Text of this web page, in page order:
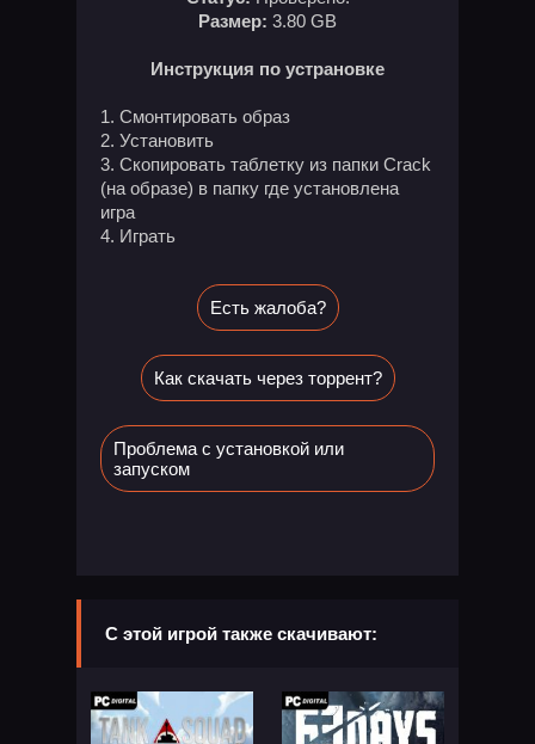
Размер: 3.80 GB
Инструкция по устрановке
1. Смонтировать образ
2. Установить
3. Скопировать таблетку из папки Crack
(на образе) в папку где установлена
игра
4. Играть
Есть жалоба?
Как скачать через торрент?
Проблема с установкой или
запуском
С этой игрой также скачивают: